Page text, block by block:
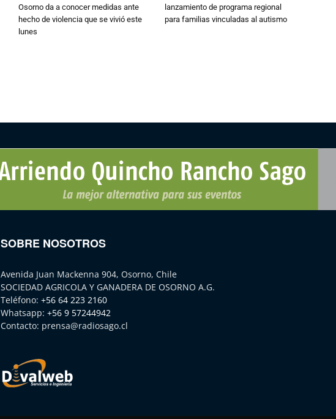
Osorno da a conocer medidas ante
hecho de violencia que se vivió este
lunes
lanzamiento de programa regional
para familias vinculadas al autismo
SOBRE NOSOTROS
Avenida Juan Mackenna 904, Osorno, Chile
SOCIEDAD AGRICOLA Y GANADERA DE OSORNO A.G.
Teléfono: +56 64 223 2160
Whatsapp: +56 9 57244942
Contacto: prensa@radiosago.cl